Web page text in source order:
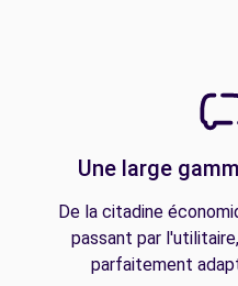
Une large
De la citadine
passant par
parfaitement